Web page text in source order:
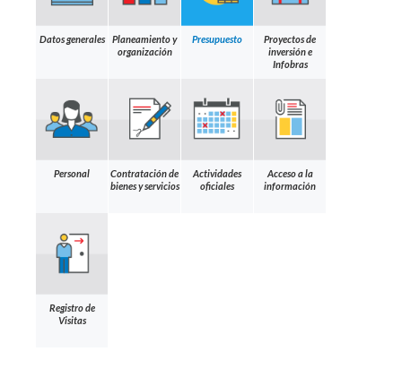
Datos generales
Planeamiento y
organización
Presupuesto
Proyectos de
inversión e
Infobras
Personal
Contratación de
bienes y servicios
Actividades
oficiales
Acceso a la
información
Registro de
Visitas